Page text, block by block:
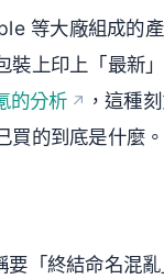
等大廠組成的產
上印上「最新
的分析
，這種
買的到底是什麼。
「終結命名混